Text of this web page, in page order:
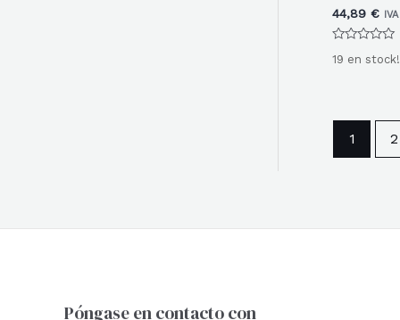
44,89 €
con
19 en stock!
1 2
Póngase en contacto con